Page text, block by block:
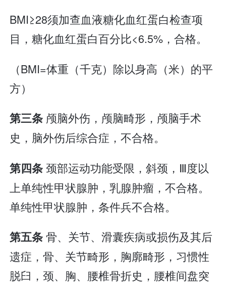
BMI≥28须加查血液糖化血红蛋白检查项
目，糖化血红蛋白百分比<6.5%，合格。
（BMI=体重（千克）除以身高（米）的平
方）
第三条 颅脑外伤，颅脑畸形，颅脑手术
史，脑外伤后综合症，不合格。
第四条颈部运动功能受限，斜颈，Ⅲ度以
上单纯性甲状腺肿，乳腺肿瘤，不合格。
单纯性甲状腺肿，条件兵不合格。
第五条骨、关节、滑囊疾病或损伤及其后
遗症，骨、关节畸形，胸廓畸形，习惯性
脱臼，颈、胸、腰椎骨折史，腰椎间盘突